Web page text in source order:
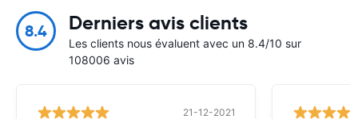
8.4 Derniers avis clients
Les clients nous évaluent avec un 8.4/10 sur
108006 avis
21-12-2021